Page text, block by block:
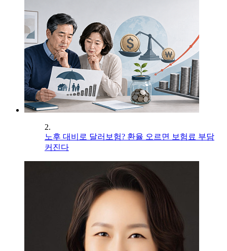
2.
노후 대비로 달러보험? 환율 오르면 보험료 부담
커진다